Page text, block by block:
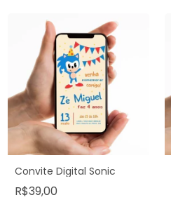
Convite Digital Sonic
R$39,00